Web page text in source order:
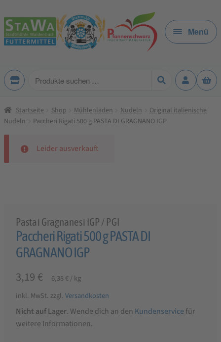
Zur
Navigation
springen
Zum
Inhalt
springen
Menü
Produkte
Startseite Shop Mühlenladen Nudeln
Original italienische
Nudeln
Paccheri Rigati 500 g PASTA DI GRAGNANO IGP
Leider ausverkauft
Pastai Gragnanesi IGP / PGI
Paccheri Rigati 500 g PASTA DI
GRAGNANO IGP
3,19 € 6,38 €/kg
inkl. MwSt. zzgl. Versandkosten
Nicht auf Lager. Wende dich an den Kundenservice für
weitere Informationen.